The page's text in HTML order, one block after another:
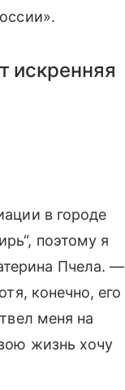
искренняя
в городе
поэтому я
Пчела. —
конечно, его
меня на
жизнь хочу